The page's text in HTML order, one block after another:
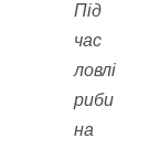
Під
час
ловлі
риби
на